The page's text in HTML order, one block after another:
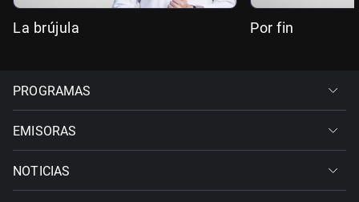
La brújula Por fin
PROGRAMAS
EMISORAS
NOTICIAS